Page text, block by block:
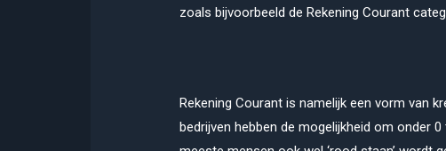
zoals bijvoorbeeld de Rekening Courant
Rekening Courant is namelijk een vorm van
bedrijven hebben de mogelijkheid om onder